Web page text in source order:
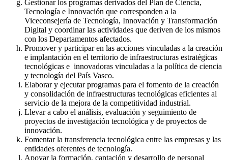
Gestionar los programas derivados del Plan de Ciencia,
Tecnología e Innovación que corresponden a la
Viceconsejería de Tecnología, Innovación y Transformación
Digital y coordinar las actividades que deriven de los mismos
con los Departamentos afectados.
Promover y participar en las acciones vinculadas a la creación
e implantación en el territorio de infraestructuras estratégicas
tecnológicas e innovadoras vinculadas a la política de ciencia
y tecnología del País Vasco.
Elaborar y ejecutar programas para el fomento de la creación
y consolidación de infraestructuras tecnológicas eficientes al
servicio de la mejora de la competitividad industrial.
Llevar a cabo el análisis, evaluación y seguimiento de
proyectos de investigación tecnológica y de proyectos de
innovación.
Fomentar la transferencia tecnológica entre las empresas y las
entidades oferentes de tecnología.
Apoyar la formación, captación y desarrollo de personal